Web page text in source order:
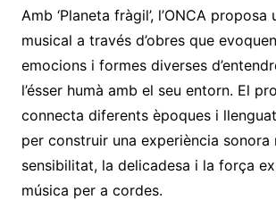
Amb ‘Planeta fràgil’, l’ONCA proposa
musical a través d’obres que
emocions i formes diverses
l’ésser humà amb el seu entorn. El
connecta diferents èpoques i
per construir una experiència sonora
sensibilitat, la delicadesa i la força
música per a cordes.